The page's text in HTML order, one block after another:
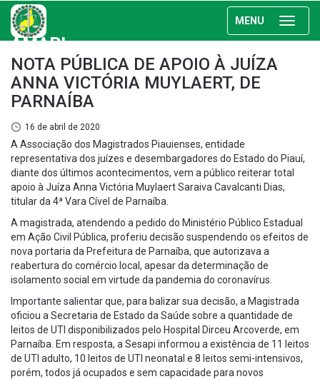
MENU
AMAPI
NOTA PÚBLICA DE APOIO À JUÍZA
ANNA VICTÓRIA MUYLAERT, DE
PARNAÍBA
16 de abril de 2020
A Associação dos Magistrados Piauienses, entidade
representativa dos juízes e desembargadores do Estado do Piauí,
diante dos últimos acontecimentos, vem a público reiterar total
apoio à Juíza Anna Victória Muylaert Saraiva Cavalcanti Dias,
titular da 4ª Vara Cível de Parnaíba.
A magistrada, atendendo a pedido do Ministério Público Estadual
em Ação Civil Pública, proferiu decisão suspendendo os efeitos de
nova portaria da Prefeitura de Parnaíba, que autorizava a
reabertura do comércio local, apesar da determinação de
isolamento social em virtude da pandemia do coronavírus.
Importante salientar que, para balizar sua decisão, a Magistrada
oficiou a Secretaria de Estado da Saúde sobre a quantidade de
leitos de UTI disponibilizados pelo Hospital Dirceu Arcoverde, em
Parnaíba. Em resposta, a Sesapi informou a existência de 11 leitos
de UTI adulto, 10 leitos de UTI neonatal e 8 leitos semi-intensivos,
porém, todos já ocupados e sem capacidade para novos